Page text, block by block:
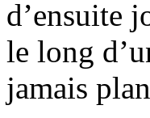
d’ensuite
le long
jamais